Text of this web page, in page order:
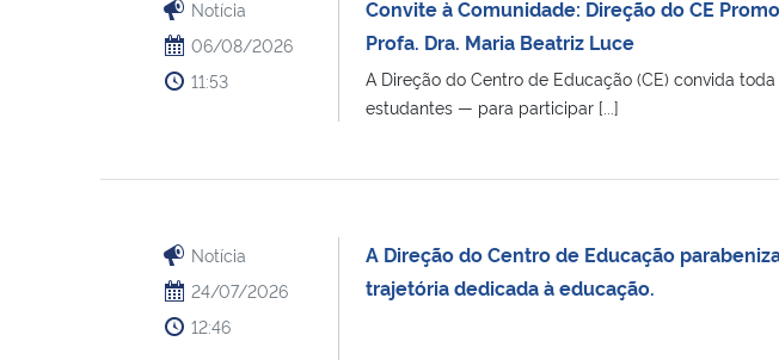
Notícia
06/08/2026
11:53
Convite à Comunidade: Direção do CE
Profa. Dra. Maria Beatriz Luce
A Direção do Centro de Educação (CE) convida
estudantes — para participar [...]
Notícia
24/07/2026
12:46
A Direção do Centro de Educação
trajetória dedicada à educação.